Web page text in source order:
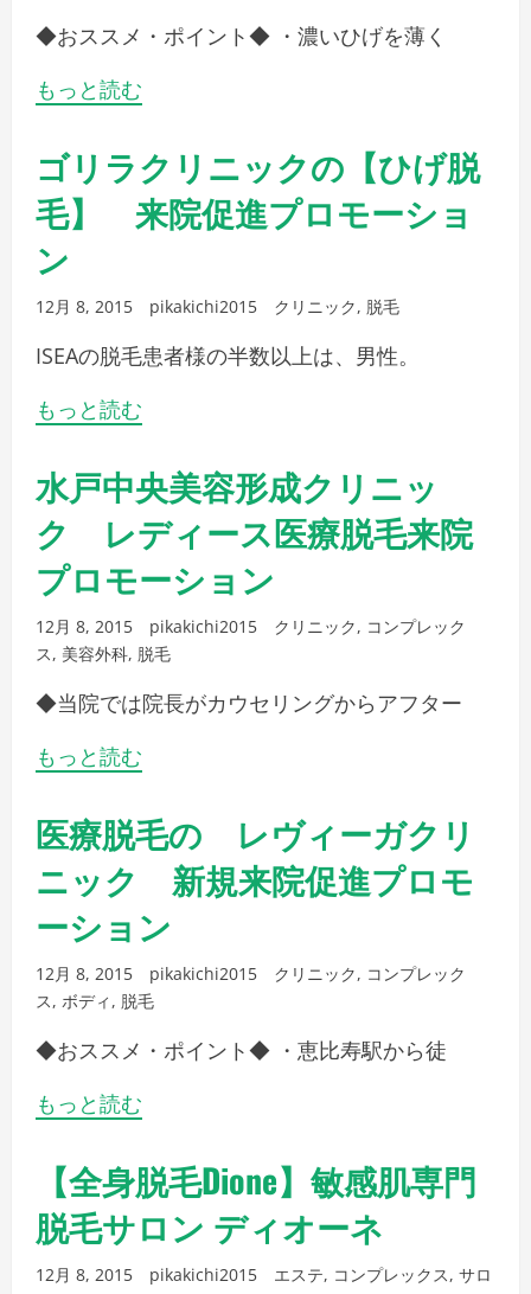
◆おススメ・ポイント◆ ・濃いひげを薄く
もっと読む
ゴリラクリニックの【ひげ脱
毛】 来院促進プロモーショ
ン
12月 8, 2015 pikakichi2015 クリニック, 脱毛
ISEAの脱毛患者様の半数以上は、男性。
もっと読む
水戸中央美容形成クリニッ
ク レディース医療脱毛来院
プロモーション
12月 8, 2015 pikakichi2015 クリニック, コンプレック
ス, 美容外科, 脱毛
◆当院では院長がカウセリングからアフター
もっと読む
医療脱毛の レヴィーガクリ
ニック 新規来院促進プロモ
ーション
12月 8, 2015 pikakichi2015 クリニック, コンプレック
ス, ボディ , 脱毛
◆おススメ・ポイント◆ ・恵比寿駅から徒
もっと読む
【全身脱毛Dione】敏感肌専門
脱毛サロン ディオーネ
12月 8, 2015 pikakichi2015 エステ, コンプレックス, サロ